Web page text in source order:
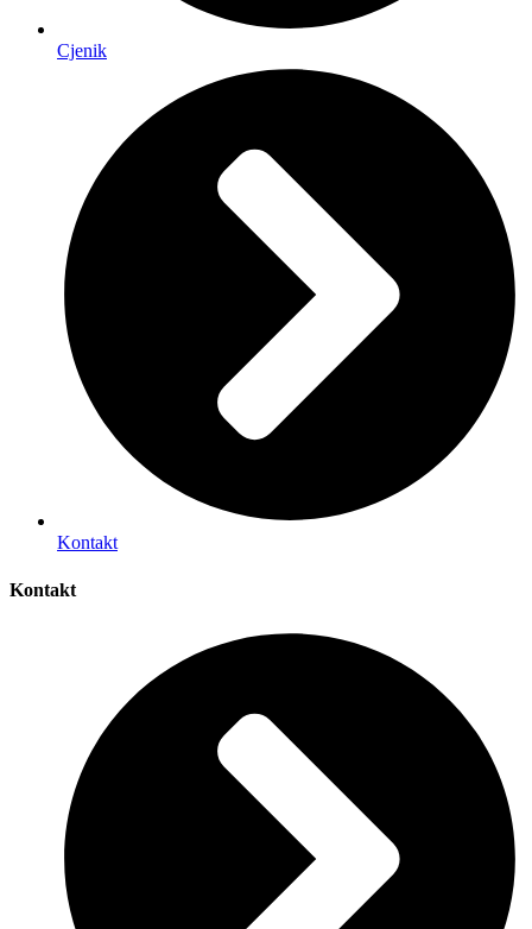
Cjenik
Kontakt
Kontakt